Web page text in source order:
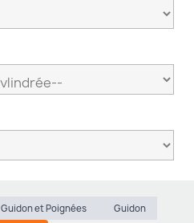
Guidon et Poignées
Guidon